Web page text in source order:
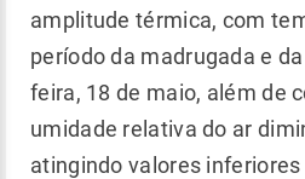
amplitude térmica, com
período da madrugada e
feira, 18 de maio, além de
umidade relativa do ar
atingindo valores inferiores